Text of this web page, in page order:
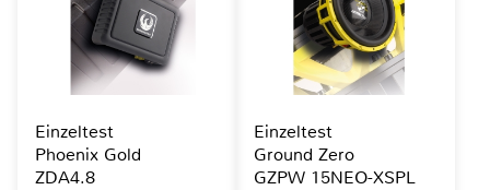
Einzeltest
Phoenix Gold
ZDA4.8
Einzeltest
Ground Zero
GZPW 15NEO-XSPL